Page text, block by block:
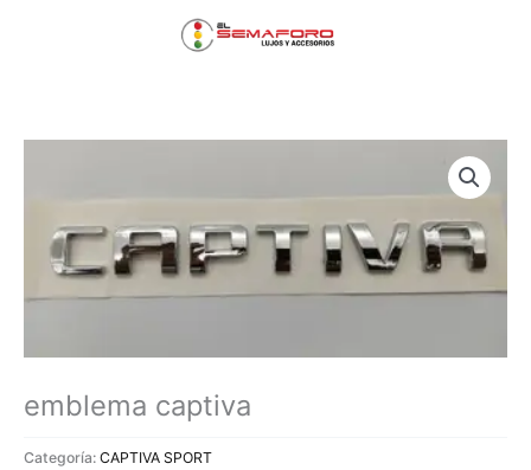
Menú
emblema captiva
Categoría: CAPTIVA SPORT